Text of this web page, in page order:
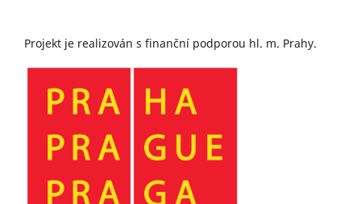
Projekt je realizován s finanční podporou hl. m. Prahy.